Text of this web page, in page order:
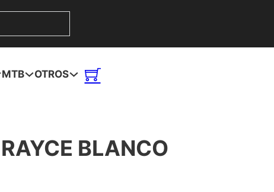
MTB OTROS
BLANCO